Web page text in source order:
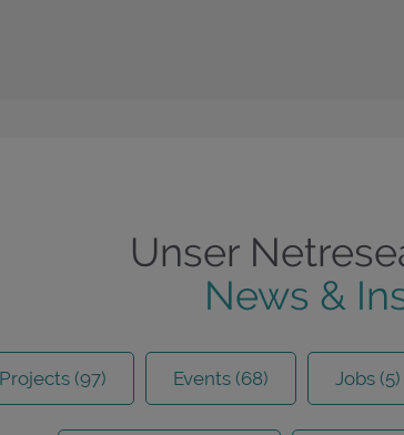
Unser
News &
Projects (97) Events (68) Jobs (5)